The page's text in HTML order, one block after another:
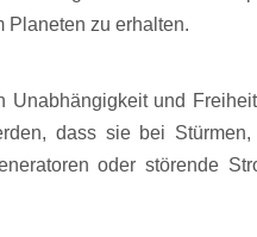
Planeten zu erhalten.
und
dass sie bei
oder störende